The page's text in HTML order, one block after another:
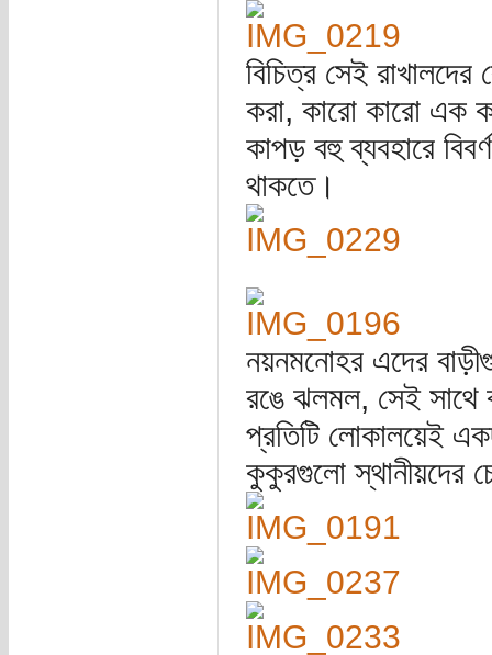
বিচিত্র সেই রাখালদের
করা, কারো কারো এক
কাপড় বহু ব্যবহারে
থাকতে।
নয়নমনোহর এদের
রঙে ঝলমল, সেই সাথে
প্রতিটি লোকালয়েই
কুকুরগুলো স্থানীয়দের